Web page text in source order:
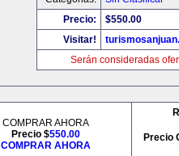
Precio:
$550.00
Visitar!
Serán consideradas
COMPRAR AHORA
Precio $550.00
COMPRAR AHORA
Precio